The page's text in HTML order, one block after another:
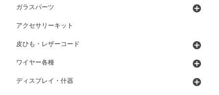
ガラスパーツ
アクセサリーキット
皮ひも・レザーコード
ワイヤー各種
ディスプレイ・什器